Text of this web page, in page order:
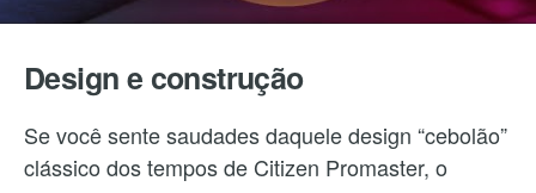
Design e construção
Se você sente saudades daquele design “cebolão”
clássico dos tempos de Citizen Promaster, o